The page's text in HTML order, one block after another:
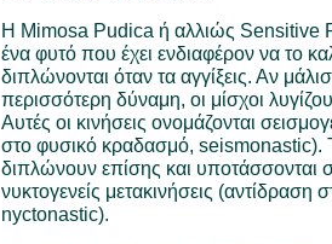
Η Mimosa Pudica ή αλλιώς Sensitive
ένα φυτό που έχει ενδιαφέρον να το
διπλώνονται όταν τα αγγίξεις. Αν
περισσότερη δύναμη, οι μίσχοι
Αυτές οι κινήσεις ονομάζονται
στο φυσικό κραδασμό, seismonastic).
διπλώνουν επίσης και υποτάσσονται
νυκτογενείς μετακινήσεις
nyctonastic).